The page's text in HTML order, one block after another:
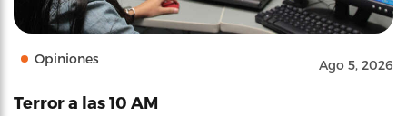
Opiniones Ago 5, 2026
Terror a las 10 AM